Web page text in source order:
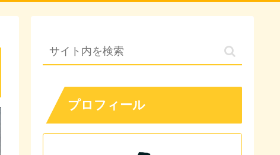
プロフィール